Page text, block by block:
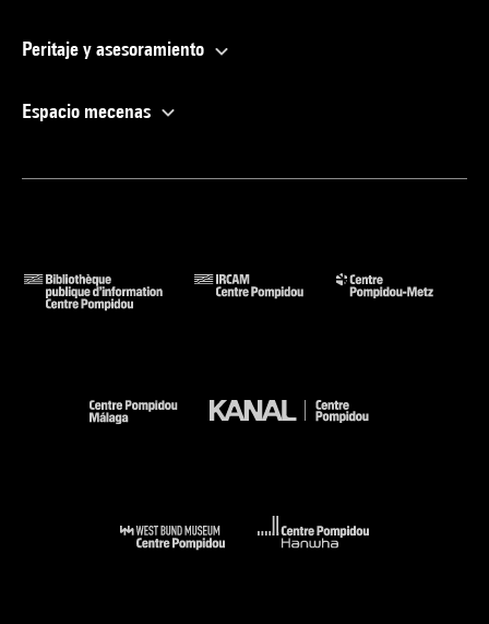
Peritaje y asesoramiento
Espacio mecenas